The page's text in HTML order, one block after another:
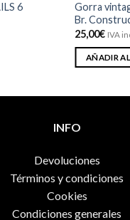
6
Gorra
Br.
25,00€ IVA
AÑADIR
INFO
Devoluciones
Términos y condiciones
Cookies
Condiciones generales